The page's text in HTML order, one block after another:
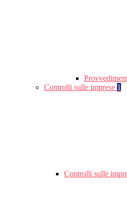
Controlli sulle imprese 1
Controlli sulle